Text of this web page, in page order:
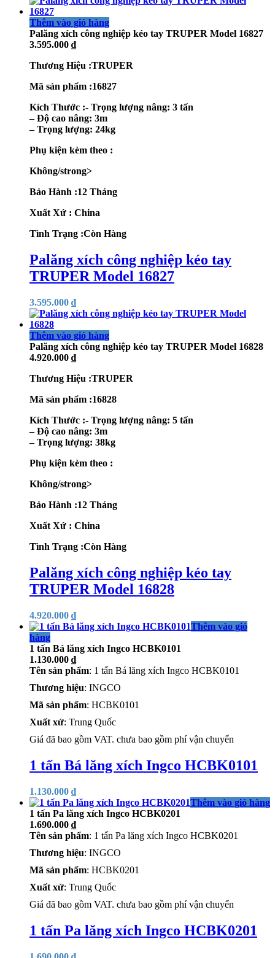
Thêm vào giỏ hàng
Palăng xích công nghiệp kéo tay TRUPER Model 16827
3.595.000 ₫
Thương Hiệu :TRUPER
Mã sản phẩm :16827
Kích Thước :- Trọng lượng nâng: 3 tấn
– Độ cao nâng: 3m
– Trọng lượng: 24kg
Phụ kiện kèm theo :
Không/strong>
Bảo Hành :12 Tháng
Xuất Xứ : China
Tình Trạng :Còn Hàng
Palăng xích công nghiệp kéo tay
TRUPER Model 16827
3.595.000 ₫
Thêm vào giỏ hàng
Palăng xích công nghiệp kéo tay TRUPER Model 16828
4.920.000 ₫
Thương Hiệu :TRUPER
Mã sản phẩm :16828
Kích Thước :- Trọng lượng nâng: 5 tấn
– Độ cao nâng: 3m
– Trọng lượng: 38kg
Phụ kiện kèm theo :
Không/strong>
Bảo Hành :12 Tháng
Xuất Xứ : China
Tình Trạng :Còn Hàng
Palăng xích công nghiệp kéo tay
TRUPER Model 16828
4.920.000 ₫
Thêm vào giỏ
hàng
1 tấn Bá lăng xích Ingco HCBK0101
1.130.000 ₫
Tên sản phẩm: 1 tấn Bá lăng xích Ingco HCBK0101
Thương hiệu: INGCO
Mã sản phẩm: HCBK0101
Xuất xứ: Trung Quốc
Giá đã bao gồm VAT. chưa bao gồm phí vận chuyển
1 tấn Bá lăng xích Ingco HCBK0101
1.130.000 ₫
Thêm vào giỏ hàng
1 tấn Pa lăng xích Ingco HCBK0201
1.690.000 ₫
Tên sản phẩm: 1 tấn Pa lăng xích Ingco HCBK0201
Thương hiệu: INGCO
Mã sản phẩm: HCBK0201
Xuất xứ: Trung Quốc
Giá đã bao gồm VAT. chưa bao gồm phí vận chuyển
1 tấn Pa lăng xích Ingco HCBK0201